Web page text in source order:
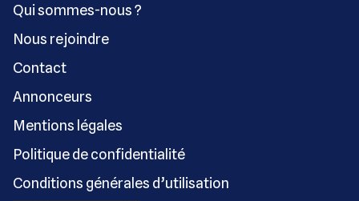
Qui sommes-nous ?
Nous rejoindre
Contact
Annonceurs
Mentions légales
Politique de confidentialité
Conditions générales d’utilisation